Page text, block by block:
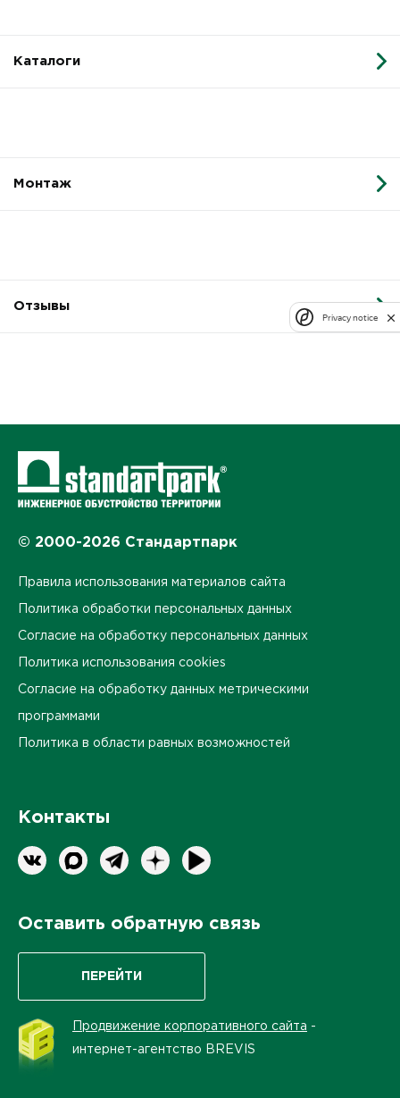
Каталоги
Монтаж
Отзывы
© 2000-2026 Стандартпарк
Правила использования материалов сайта
Политика обработки персональных данных
Согласие на обработку персональных данных
Политика использования cookies
Согласие на обработку данных метрическими
программами
Политика в области равных возможностей
Контакты
Оставить обратную связь
ПЕРЕЙТИ
Продвижение корпоративного сайта -
интернет-агентство BREVIS
Privacy notice